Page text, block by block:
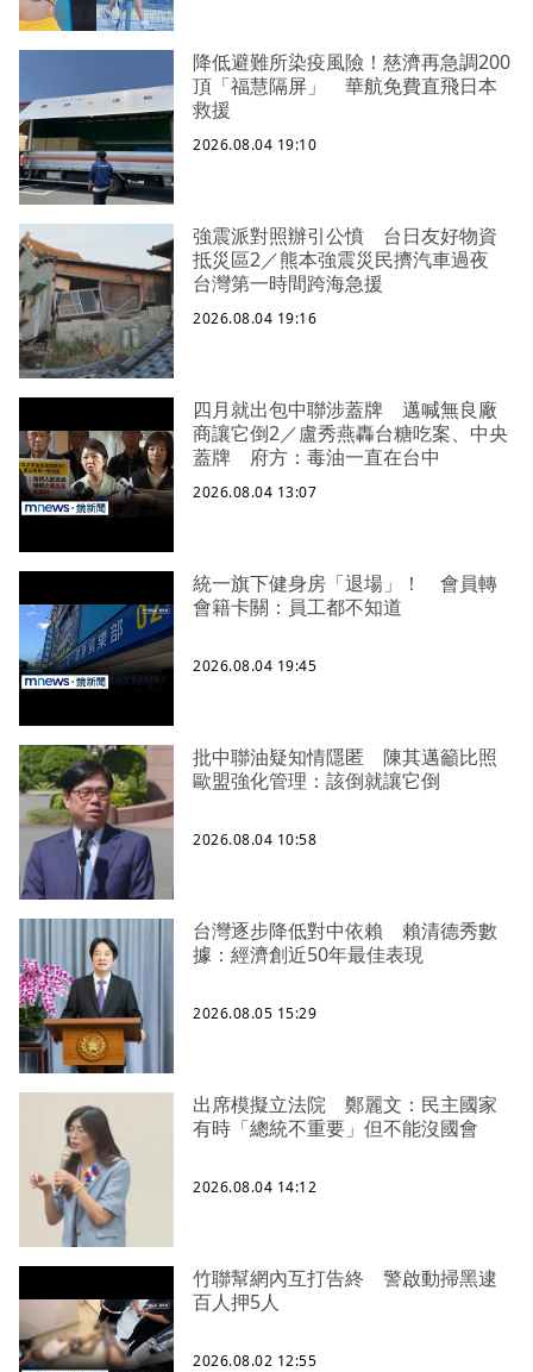
降低避難所染疫風險！慈濟再急調200
頂「福慧隔屏」 華航免費直飛日本
救援
2026.08.04 19:10
強震派對照辦引公憤 台日友好物資
抵災區2／熊本強震災民擠汽車過夜
台灣第一時間跨海急援
2026.08.04 19:16
四月就出包中聯涉蓋牌 邁喊無良廠
商讓它倒2／盧秀燕轟台糖吃案、中央
蓋牌 府方：毒油一直在台中
2026.08.04 13:07
統一旗下健身房「退場」！ 會員轉
會籍卡關：員工都不知道
2026.08.04 19:45
批中聯油疑知情隱匿 陳其邁籲比照
歐盟強化管理：該倒就讓它倒
2026.08.04 10:58
台灣逐步降低對中依賴 賴清德秀數
據：經濟創近50年最佳表現
2026.08.05 15:29
出席模擬立法院 鄭麗文：民主國家
有時「總統不重要」但不能沒國會
2026.08.04 14:12
竹聯幫網內互打告終 警啟動掃黑逮
百人押5人
2026.08.02 12:55